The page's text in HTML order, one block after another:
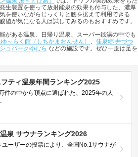
生装置を使って放射能泉の効果も付与した、濃厚
を使いながらじっくりと腰を据えて利用できる
値が気になる人は試してみるのもおすすめです。
がある温泉、日帰り温泉、スーパー銭湯の中でも
～らく館（しちかまおんせん） 、 佳泉郷 井づつ
ュパークゆむら などの施設です。ぜひ一度は足を
ティ温泉年間ランキング2025
件の中から頂点に選ばれた、2025年の人
泉 サウナランキング2026
ユーザーの投票により、全国No.1サウナが